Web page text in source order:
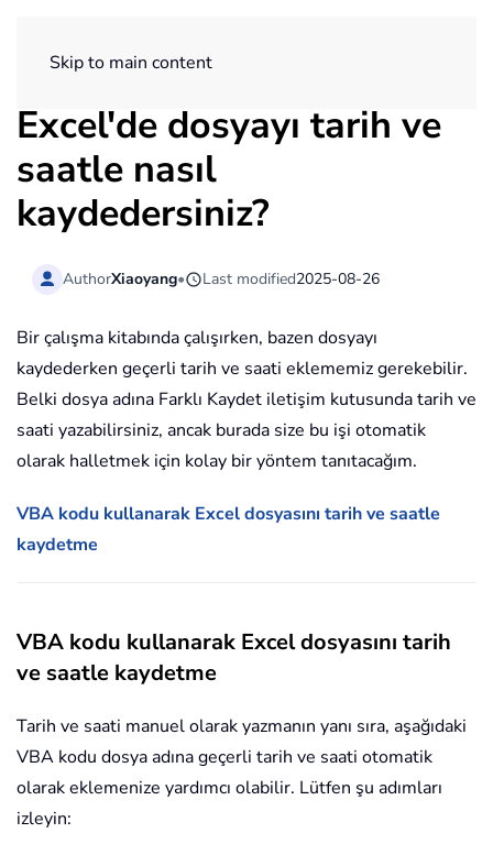
Skip to main content
Excel'de dosyayı tarih ve
saatle nasıl
kaydedersiniz?
AuthorXiaoyang• Last modified2025-08-26
Bir çalışma kitabında çalışırken, bazen dosyayı
kaydederken geçerli tarih ve saati eklememiz gerekebilir.
Belki dosya adına Farklı Kaydet iletişim kutusunda tarih ve
saati yazabilirsiniz, ancak burada size bu işi otomatik
olarak halletmek için kolay bir yöntem tanıtacağım.
VBA kodu kullanarak Excel dosyasını tarih ve saatle
kaydetme
VBA kodu kullanarak Excel dosyasını tarih
ve saatle kaydetme
Tarih ve saati manuel olarak yazmanın yanı sıra, aşağıdaki
VBA kodu dosya adına geçerli tarih ve saati otomatik
olarak eklemenize yardımcı olabilir. Lütfen şu adımları
izleyin: